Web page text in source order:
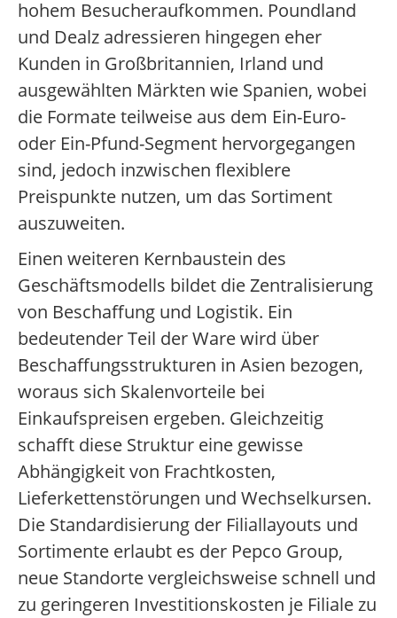
hohem Besucheraufkommen. Poundland
und Dealz adressieren hingegen eher
Kunden in Großbritannien, Irland und
ausgewählten Märkten wie Spanien, wobei
die Formate teilweise aus dem Ein-Euro-
oder Ein-Pfund-Segment hervorgegangen
sind, jedoch inzwischen flexiblere
Preispunkte nutzen, um das Sortiment
auszuweiten.
Einen weiteren Kernbaustein des
Geschäftsmodells bildet die Zentralisierung
von Beschaffung und Logistik. Ein
bedeutender Teil der Ware wird über
Beschaffungsstrukturen in Asien bezogen,
woraus sich Skalenvorteile bei
Einkaufspreisen ergeben. Gleichzeitig
schafft diese Struktur eine gewisse
Abhängigkeit von Frachtkosten,
Lieferkettenstörungen und Wechselkursen.
Die Standardisierung der Filiallayouts und
Sortimente erlaubt es der Pepco Group,
neue Standorte vergleichsweise schnell und
zu geringeren Investitionskosten je Filiale zu